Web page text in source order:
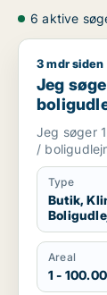
6 aktive
Jeg søger
3 mdr siden
Jeg
garage
Jeg søger
/
Type
Butik,
Areal
1 -